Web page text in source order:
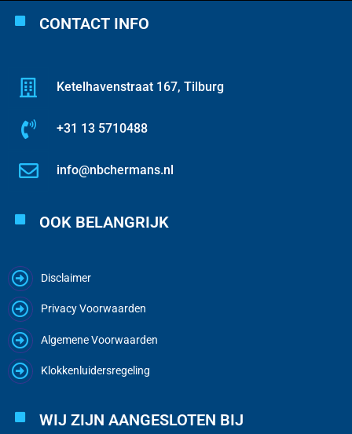
CONTACT INFO
Ketelhavenstraat 167, Tilburg
+31 13 5710488
info@nbchermans.nl
OOK BELANGRIJK
Disclaimer
Privacy Voorwaarden
Algemene Voorwaarden
Klokkenluidersregeling
WIJ ZIJN AANGESLOTEN BIJ